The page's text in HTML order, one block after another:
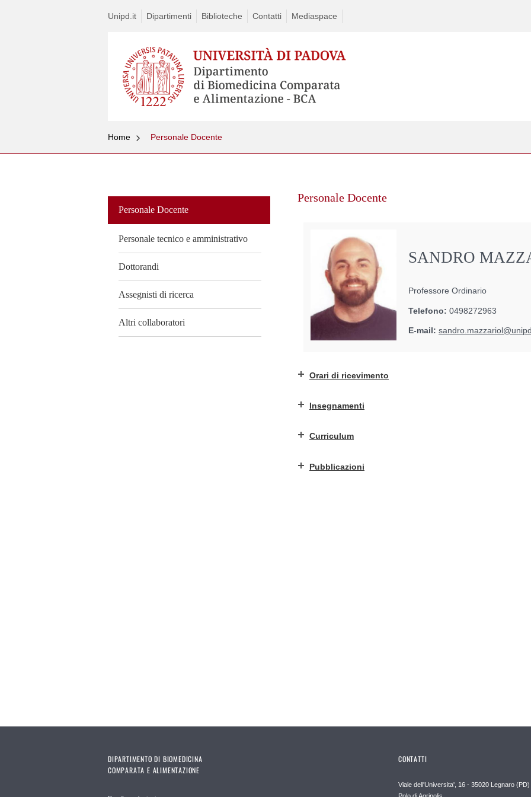
Unipd.it Dipartimenti Biblioteche Contatti Mediaspace
Home Personale Docente
Personale Docente
Personale tecnico e amministrativo
Dottorandi
Assegnisti di ricerca
Altri collaboratori
Personale Docente
SANDRO
Professore Ordinario
Telefono: 0498272963
E-mail:
Orari di ricevimento
Insegnamenti
Curriculum
Pubblicazioni
DIPARTIMENTO DI BIOMEDICINA
COMPARATA E ALIMENTAZIONE
CONTATTI
Viale dell'Universita', 16 - 35020 Legnaro (PD)